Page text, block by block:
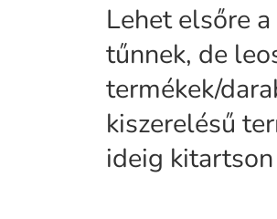
Lehet elsőre
tűnnek, de
termékek/
kiszerelésű
ideig